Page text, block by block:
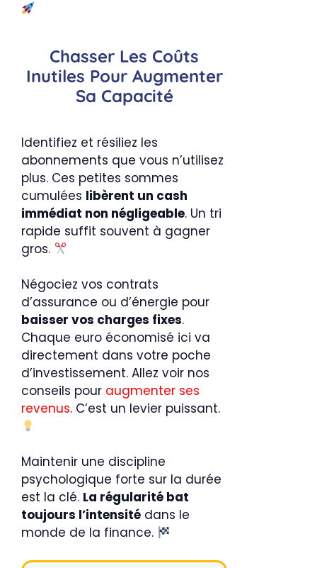
Chasser Les Coûts
Inutiles Pour Augmenter
Sa Capacité
Identifiez et résiliez les
abonnements que vous n’utilisez
plus. Ces petites sommes
cumulées libèrent un cash
immédiat non négligeable. Un tri
rapide suffit souvent à gagner
gros.
Négociez vos contrats
d’assurance ou d’énergie pour
baisser vos charges fixes.
Chaque euro économisé ici va
directement dans votre poche
d’investissement. Allez voir nos
conseils pour augmenter ses
revenus. C’est un levier puissant.
Maintenir une discipline
psychologique forte sur la durée
est la clé. La régularité bat
toujours l’intensité dans le
monde de la finance.